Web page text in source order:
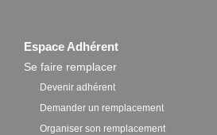
Espace Adhérent
Se faire remplacer
Devenir adhérent
Demander un remplacement
Organiser son remplacement